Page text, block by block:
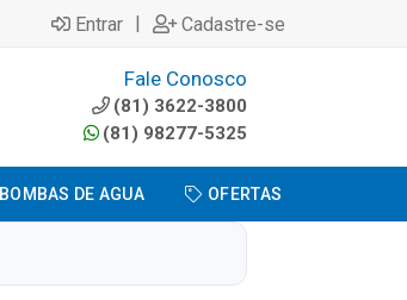
Entrar | Cadastre-se
Fale Conosco
(81) 3622-3800
(81) 98277-5325
BOMBAS DE AGUA OFERTAS